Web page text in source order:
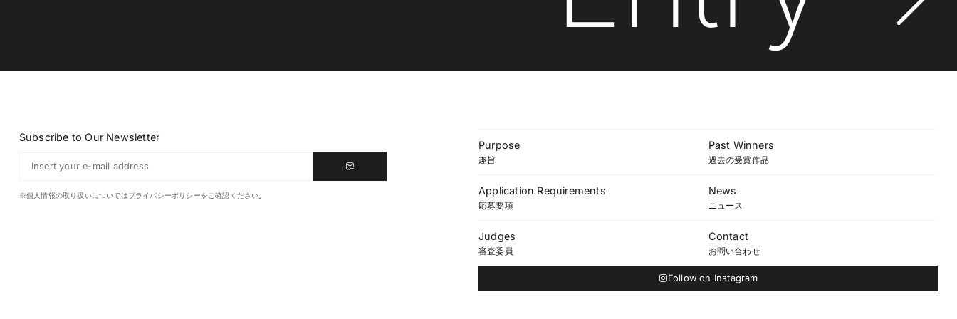
Subscribe to Our Newsletter
※個人情報の取り扱いについてはプライバシーポリシーをご確認ください｡
Purpose
趣旨
Application Requirements
応募要項
Judges
審査委員
Past Winners
過去の受賞作品
News
ニュース
Contact
お問い合わせ
Follow on Instagram